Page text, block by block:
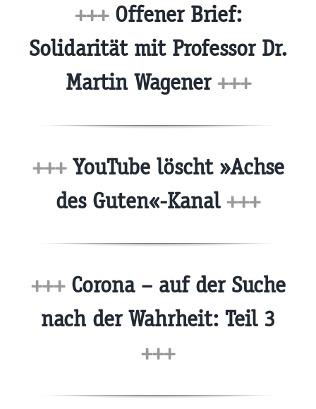
+++Offener Brief:
Solidarität mit Professor Dr.
Martin Wagener+++
+++YouTube löscht »Achse
des Guten«-Kanal +++
+++Corona – auf der Suche
nach der Wahrheit: Teil 3
+++